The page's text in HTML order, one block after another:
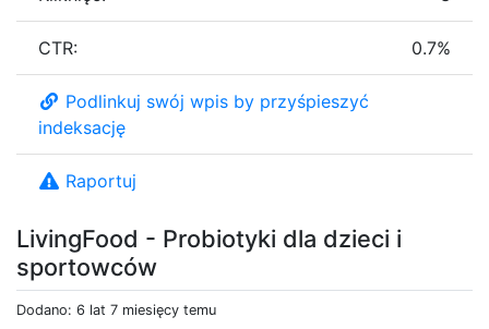
LivingFood - Probiotyki dla dzieci i
sportowców
Dodano: 6 lat 7 miesięcy temu
CTR: 0.7%
Podlinkuj swój wpis by przyśpieszyć
indeksację
Raportuj